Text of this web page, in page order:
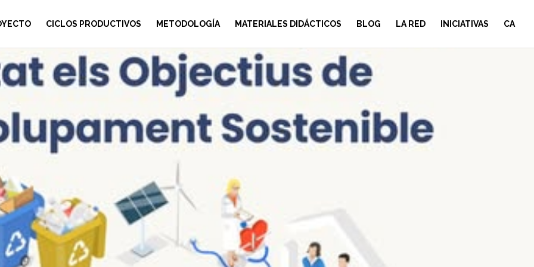
CICLOS PRODUCTIVOS METODOLOGÍA MATERIALES DIDÁCTICOS BLOG LA RED INICIATIVAS CA